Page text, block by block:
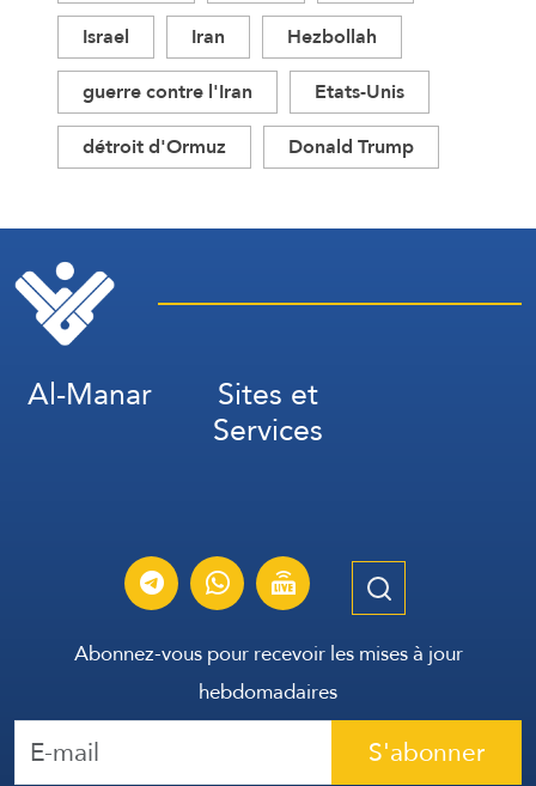
Israel
Iran
Hezbollah
guerre contre l'Iran
Etats-Unis
détroit d'Ormuz
Donald Trump
Al-Manar Sites et
Services
Abonnez-vous pour recevoir les mises à jour
hebdomadaires
S'abonner